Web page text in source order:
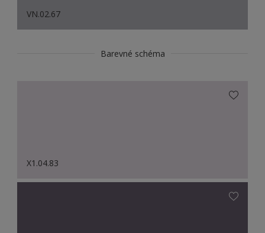
VN.02.67
Barevné schéma
X1.04.83